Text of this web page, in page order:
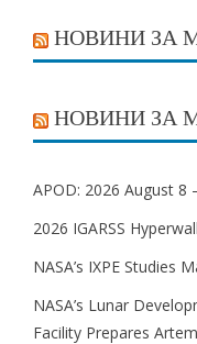
НОВИНИ ЗА
НОВИНИ ЗА
APOD: 2026 August
2026 IGARSS
NASA’s IXPE Studies
NASA’s Lunar
Facility Prepares